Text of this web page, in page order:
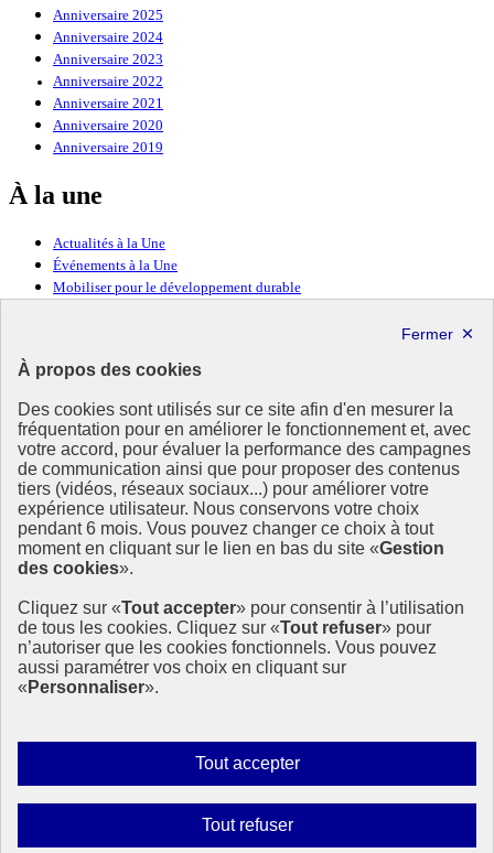
À propos des cookies
Des cookies sont utilisés sur ce site afin d'en mesurer la
fréquentation pour en améliorer le fonctionnement et, avec
votre accord, pour évaluer la performance des campagnes
de communication ainsi que pour proposer des contenus
tiers (vidéos, réseaux sociaux...) pour améliorer votre
expérience utilisateur. Nous conservons votre choix
pendant 6 mois. Vous pouvez changer ce choix à tout
moment en cliquant sur le lien en bas du site «Gestion
des cookies».
Cliquez sur «Tout accepter» pour consentir à l’utilisation
de tous les cookies. Cliquez sur «Tout refuser» pour
n’autoriser que les cookies fonctionnels. Vous pouvez
aussi paramétrer vos choix en cliquant sur
« Personnaliser».
Tout accepterAutoriser
tous
Tout refuserInterdire
Anniversaire 2025
Anniversaire 2024
Anniversaire 2023
Anniversaire 2022
Anniversaire 2021
Anniversaire 2020
Anniversaire 2019
À la une
Actualités à la Une
Événements à la Une
Mobiliser pour le développement durable
Ressources
Ressources
La Méth’ODD
Gouvernement
Ce site propose l’information de référence concernant l’Agenda
2030 et la feuille de route de la France. Il valorise la mobilisation de
tous les acteurs.
info.gouv.fr- ouvre une nouvelle fenêtre
service-public.fr - ouvre une nouvelle fenêtre
legifrance.gouv.fr- ouvre une nouvelle fenêtre
data.gouv.fr- ouvre une nouvelle fenêtre
Plan du site
Mentions légales